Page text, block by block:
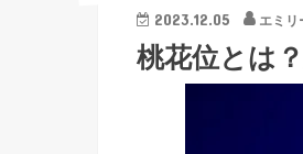
2023.12.05 エミリ
桃花位とは